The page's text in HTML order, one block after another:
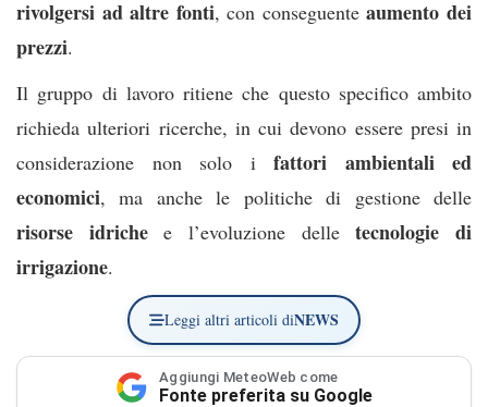
rivolgersi ad altre fonti, con conseguenteaumento dei
prezzi.
Il gruppo di lavoro ritiene che questo specifico ambito
richieda ulteriori ricerche, in cui devono essere presi in
considerazione non solo i fattori ambientali ed
economici, ma anche le politiche di gestione delle
risorse idrichee l’evoluzione delletecnologie di
irrigazione.
Leggi altri articoli diNEWS
Aggiungi MeteoWeb come
Fonte preferita su Google